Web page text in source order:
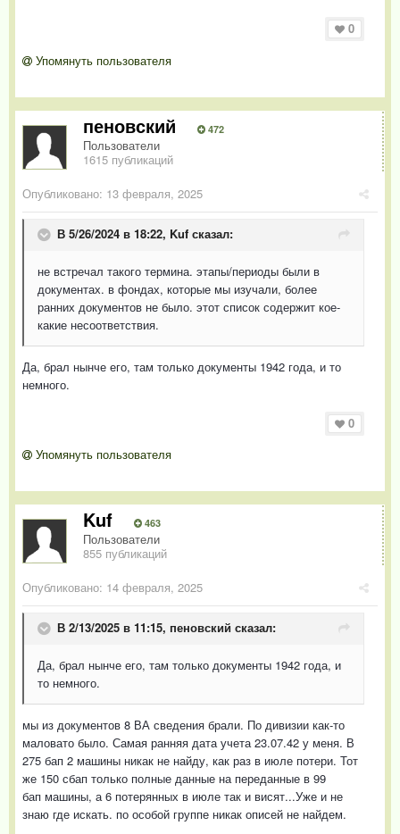
0
Упомянуть пользователя
пеновский 472
Пользователи
1615 публикаций
Опубликовано: 13 февраля, 2025
В 5/26/2024 в 18:22, Kuf сказал:
не встречал такого термина. этапы/периоды были в
документах. в фондах, которые мы изучали, более
ранних документов не было. этот список содержит кое-
какие несоответствия.
Да, брал нынче его, там только документы 1942 года, и то
немного.
0
Упомянуть пользователя
Kuf 463
Пользователи
855 публикаций
Опубликовано: 14 февраля, 2025
В 2/13/2025 в 11:15, пеновский сказал:
Да, брал нынче его, там только документы 1942 года, и
то немного.
мы из документов 8 ВА сведения брали. По дивизии как-то
маловато было. Самая ранняя дата учета 23.07.42 у меня. В
275 бап 2 машины никак не найду, как раз в июле потери. Тот
же 150 сбап только полные данные на переданные в 99
бап машины, а 6 потерянных в июле так и висят...Уже и не
знаю где искать. по особой группе никак описей не найдем.